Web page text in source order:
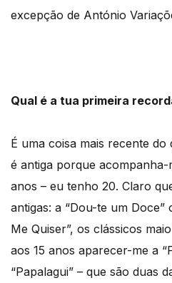
excepção de António
Qual é a tua primeira
É uma coisa mais recente
é antiga porque acompanha-
anos – eu tenho 20. Claro
antigas: a “Dou-te um
Me Quiser”, os clássicos
aos 15 anos aparecer-me a
“Papalagui” – que são duas